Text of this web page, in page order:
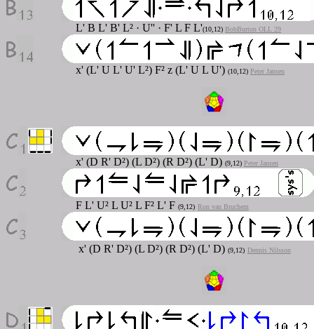
L' B L' B' L² · U'' · F' L F L'(10,12) BobBurton OLL 29
x' (L' U L' U' L²) F² z (L' U L U') (10,12) Peter Jansen
x' (D R' D²) (L D²) (R D²) (L' D) (9,12) Peter Jansen
F L' U² L U² L F² L' F (9,12) Ron van Bruchem
x' (D R' D²) (L D²) (R D²) (L' D) (9,12) Dennis Nilsson